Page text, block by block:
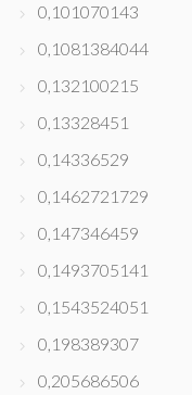
0,101070143
0,1081384044
0,132100215
0,13328451
0,14336529
0,1462721729
0,147346459
0,1493705141
0,1543524051
0,198389307
0,205686506